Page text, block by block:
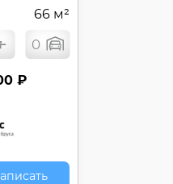
66 м²
0
₽